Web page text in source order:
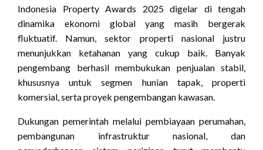
Indonesia Property Awards 2025 digelar di tengah
dinamika ekonomi global yang masih bergerak
fluktuatif. Namun, sektor properti nasional justru
menunjukkan ketahanan yang cukup baik. Banyak
pengembang berhasil membukukan penjualan stabil,
khususnya untuk segmen hunian tapak, properti
komersial, serta proyek pengembangan kawasan.
Dukungan pemerintah melalui pembiayaan perumahan,
pembangunan infrastruktur nasional, dan